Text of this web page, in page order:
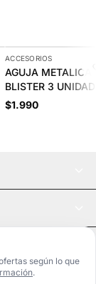
según lo que
.
ACCESORIOS
AGUJA METALICA
BLISTER 3
2.90.13
$1.990